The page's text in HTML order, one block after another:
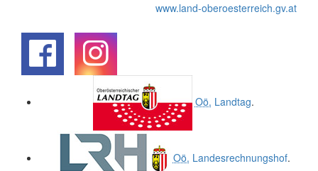
www.land-oberoesterreich.gv.at
Oö. Landtag.
Oö. Landesrechnungshof.